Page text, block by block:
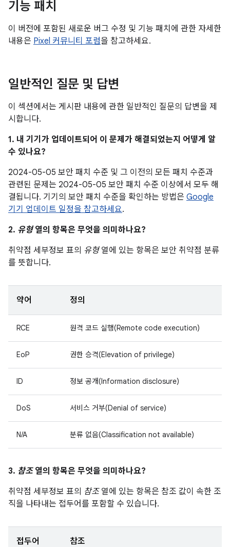
기능 패치
이 버전에 포함된 새로운 버그 수정 및 기능 패치에 관한 자세한
내용은 Pixel 커뮤니티 포럼을 참고하세요.
일반적인 질문 및 답변
이 섹션에서는 게시판 내용에 관한 일반적인 질문의 답변을 제
시합니다.
1. 내 기기가 업데이트되어 이 문제가 해결되었는지 어떻게 알
수 있나요?
2024-05-05 보안 패치 수준 및 그 이전의 모든 패치 수준과
관련된 문제는 2024-05-05 보안 패치 수준 이상에서 모두 해
결됩니다. 기기의 보안 패치 수준을 확인하는 방법은 Google
기기 업데이트 일정을 참고하세요.
2. 유형열의 항목은 무엇을 의미하나요?
취약점 세부정보 표의 유형열에 있는 항목은 보안 취약점 분류
를 뜻합니다.
약어 정의
RCE 원격 코드 실행(Remote code execution)
EoP 권한 승격(Elevation of privilege)
ID 정보 공개(Information disclosure)
DoS 서비스 거부(Denial of service)
N/A 분류 없음(Classification not available)
3. 참조열의 항목은 무엇을 의미하나요?
취약점 세부정보 표의 참조열에 있는 항목은 참조 값이 속한 조
직을 나타내는 접두어를 포함할 수 있습니다.
접두어 참조